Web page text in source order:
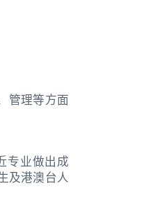
管理等方面
专业做出成
及港澳台人